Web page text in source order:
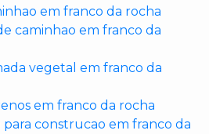
em franco da rocha
caminhao em franco da
vegetal em franco da
em franco da rocha
para construcao em franco da